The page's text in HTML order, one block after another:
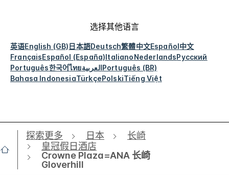
选择其他语言
英语English (GB)日本語Deutsch繁體中文Español中文
FrançaisEspañol (España)ItalianoNederlandsРусский
Português한국어ไทยالعربيةPortuguês (BR)
Bahasa IndonesiaTürkçePolskiTiếng Việt
探索更多 日本
长崎
皇冠假日酒店
Crowne Plaza=ANA 长崎
Gloverhill